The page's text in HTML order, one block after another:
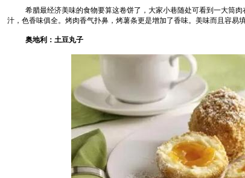
希腊最经济美味的食物要算这卷饼了，大家小巷随处可看到一大筒
汁，色香味俱全。烤肉香气扑鼻，烤薯条更是增加了香味。美味而且容易填
奥地利：土豆丸子